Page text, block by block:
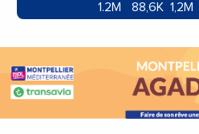
1.2M 88,6K 1,2M